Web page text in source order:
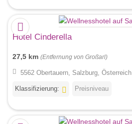
Hotel Cinderella
27,5 km (Entfernung von Großarl)
5562 Obertauern, Salzburg, Österreich
Klassifizierung: Preisniveau